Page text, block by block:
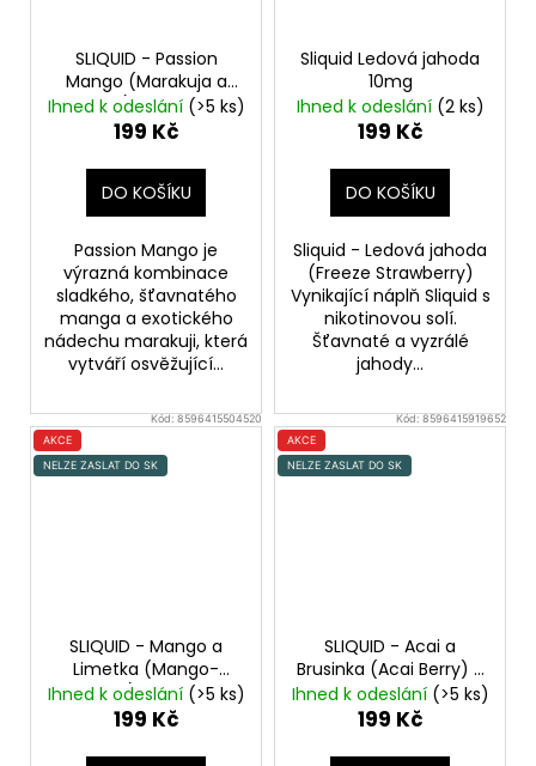
SLIQUID - Passion
Mango (Marakuja a
mango) - 10mgSalt
e-liquid
Ihned k odeslání (>5 ks)
199 Kč
DO KOŠÍKU
Passion Mango je
výrazná kombinace
sladkého, šťavnatého
manga a exotického
nádechu marakuji, která
vytváří osvěžující...
Sliquid Ledová jahoda
10mg
Ihned k odeslání (2 ks)
199 Kč
DO KOŠÍKU
Sliquid - Ledová jahoda
(Freeze Strawberry)
Vynikající náplň Sliquid s
nikotinovou solí.
Šťavnaté a vyzrálé
jahody...
Kód: 8596415504520
AKCE
NELZE ZASLAT DO SK
SLIQUID - Mango a
Limetka (Mango-
Lime) - 20mg
Ihned k odeslání (>5 ks)
199 Kč
Kód: 8596415919652
AKCE
NELZE ZASLAT DO SK
SLIQUID - Acai a
Brusinka (Acai Berry) -
20mg
Ihned k odeslání (>5 ks)
199 Kč